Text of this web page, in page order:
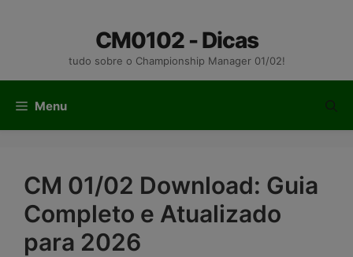
CM0102 - Dicas
tudo sobre o Championship Manager 01/02!
Menu
CM 01/02 Download: Guia
Completo e Atualizado
para 2026